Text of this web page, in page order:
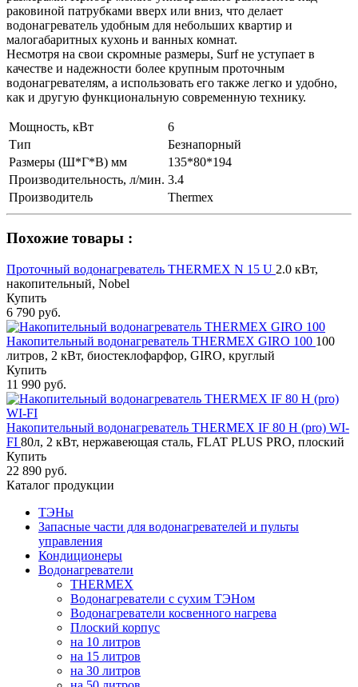
раковиной патрубками вверх или вниз, что делает
водонагреватель удобным для небольших квартир и
малогабаритных кухонь и ванных комнат.
Несмотря на свои скромные размеры, Surf не уступает в
качестве и надежности более крупным проточным
водонагревателям, а использовать его также легко и удобно,
как и другую функциональную современную технику.
Мощность, кВт
6
Тип
Безнапорный
Размеры (Ш*Г*В) мм
135*80*194
Производительность, л/мин. 3.4
Производитель
Thermex
Похожие товары :
Проточный водонагреватель THERMEX N 15 U 2.0 кВт,
накопительный, Nobel
Купить
6 790 руб.
Накопительный водонагреватель THERMEX GIRO 100 100
литров, 2 кВт, биостеклофарфор, GIRO, круглый
Купить
11 990 руб.
Накопительный водонагреватель THERMEX IF 80 H (pro) WI-
FI 80л, 2 кВт, нержавеющая сталь, FLAT PLUS PRO, плоский
Купить
22 890 руб.
Каталог продукции
ТЭНы
Запасные части для водонагревателей и пульты
управления
Кондиционеры
Водонагреватели
THERMEX
Водонагреватели с сухим ТЭНом
Водонагреватели косвенного нагрева
Плоский корпус
на 10 литров
на 15 литров
на 30 литров